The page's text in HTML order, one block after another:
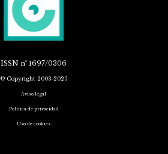
ISSN nº 1697/0306
© Copyright 2003-2025
Aviso legal
Política de privacidad
Uso de cookies